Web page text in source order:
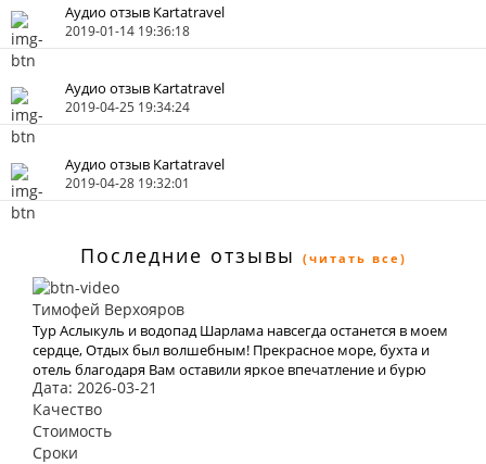
Аудио отзыв Kartatravel
2019-01-14 19:36:18
Аудио отзыв Kartatravel
2019-04-25 19:34:24
Аудио отзыв Kartatravel
2019-04-28 19:32:01
Последние отзывы (читать все)
Тимофей Верхояров
Тур Аслыкуль и водопад Шарлама навсегда останется в моем
сердце, Отдых был волшебным! Прекрасное море, бухта и
отель благодаря Вам оставили яркое впечатление и бурю
эмоций. В это место хочется возвращаться Снова и снова.
Спасибо Вам за Вашу работу. Мы с мужем рады, что
обратились к Вам. Теперь с Вами отдых для нас больше не
проблема
Дата: 2026-03-21
Качество
Стоимость
Сроки